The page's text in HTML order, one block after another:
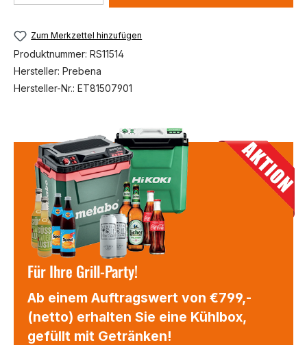
Zum Merkzettel hinzufügen
Produktnummer: RS11514
Hersteller: Prebena
Hersteller-Nr.: ET81507901
Für Ihre Grill-Party!
Ab einem Auftragswert von €799,-
(netto) erhalten Sie eine Kühlbox,
gefüllt mit Getränken!